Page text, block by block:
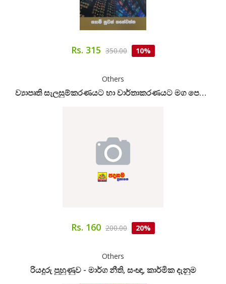
Rs. 315 350.00 10%
Others
ව්‍යාපෘති සැලසුම්කරණයට හා වාර්තාකරණයට මග පෙන්වීමක්
Rs. 160 200.00 20%
Others
රියදුරු පුහුණුව - මාර්ග නීති, සංඥා, කාර්මික දැනුම